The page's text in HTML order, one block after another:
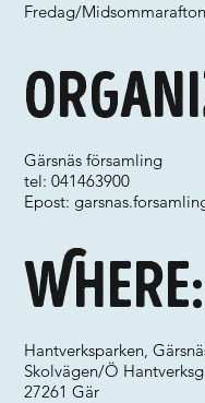
Where:
Gärsnäs församling
tel: 041463900
Epost:
Hantverksparken,
Skolvägen/Ö
27261 Gär
Fredag/